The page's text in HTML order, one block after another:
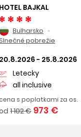
HOTEL BAJKAL
Bulharsko
pobrežie
20.8.2026 - 25.8.2026
Letecky
all inclusive
cena s poplatkami za os.
1 102 € 973 €